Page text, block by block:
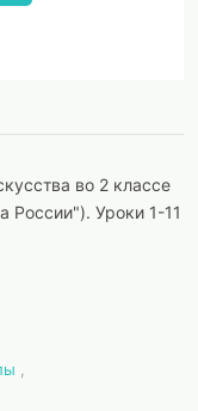
во 2 классе
Уроки 1-11